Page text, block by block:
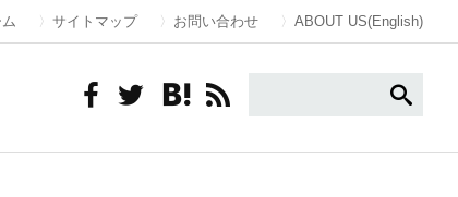
サイトマップ お問い合わせ ABOUT US(English)